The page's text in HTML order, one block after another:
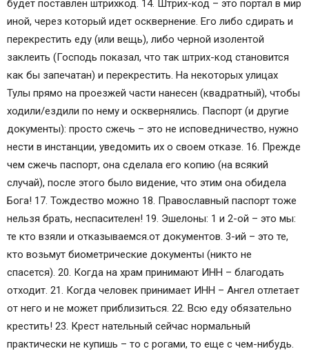
будет поставлен штрихкод. 14. Штрих-код – это портал в мир
иной, через который идет осквернение. Его либо сдирать и
перекрестить еду (или вещь), либо черной изолентой
заклеить (Господь показал, что так штрих-код становится
как бы запечатан) и перекрестить. На некоторых улицах
Тулы прямо на проезжей части нанесен (квадратный), чтобы
ходили/ездили по нему и осквернялись. Паспорт (и другие
документы): просто сжечь – это не исповедничество, нужно
нести в инстанции, уведомить их о своем отказе. 16. Прежде
чем сжечь паспорт, она сделала его копию (на всякий
случай), после этого было видение, что этим она обидела
Бога! 17. Тождество можно 18. Православный паспорт тоже
нельзя брать, неспасителен! 19. Эшелоны: 1 и 2-ой – это мы:
те кто взяли и отказываемся.от документов. 3-ий – это те,
кто возьмут биометрические документы (никто не
спасется). 20. Когда на храм принимают ИНН – благодать
отходит. 21. Когда человек принимает ИНН – Ангел отлетает
от него и не может приблизиться. 22. Всю еду обязательно
крестить! 23. Крест нательный сейчас нормальный
практически не купишь – то с рогами, то еще с чем-нибудь.